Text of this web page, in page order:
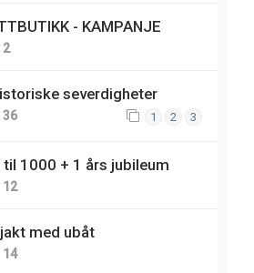
- KAMPANJE
2
severdigheter
36 1 2 3
til 1000 + 1 års jubileum
12
med ubåt
14